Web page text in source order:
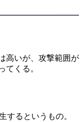
高いが、攻撃範囲が
てくる。
するというもの。